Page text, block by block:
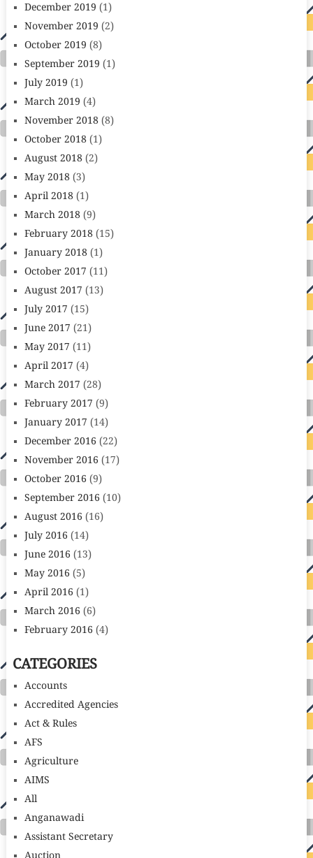
December 2019 (1)
November 2019 (2)
October 2019 (8)
September 2019 (1)
July 2019 (1)
March 2019 (4)
November 2018(8)
October 2018(1)
August 2018(2)
May 2018(3)
April 2018(1)
March 2018(9)
February 2018(15)
January 2018(1)
October 2017 (11)
August 2017 (13)
July 2017 (15)
June 2017 (21)
May 2017 (11)
April 2017 (4)
March 2017 (28)
February 2017 (9)
January 2017 (14)
December 2016 (22)
November 2016 (17)
October 2016 (9)
September 2016 (10)
August 2016 (16)
July 2016 (14)
June 2016 (13)
May 2016 (5)
April 2016 (1)
March 2016 (6)
February 2016 (4)
CATEGORIES
Accounts
Accredited Agencies
Act & Rules
AFS
Agriculture
AIMS
All
Anganawadi
Assistant Secretary